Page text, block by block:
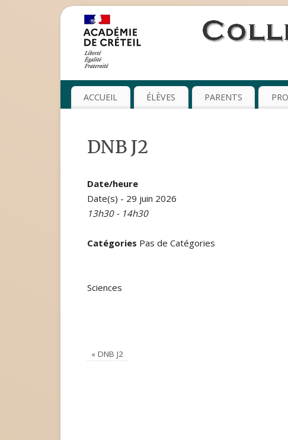
ACCUEIL ÉLÈVES PARENTS
DNB J2
Date/heure
Date(s) - 29 juin 2026
13h30 - 14h30
Catégories Pas de Catégories
Sciences
« DNB J2